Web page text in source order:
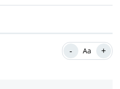
- Aa +